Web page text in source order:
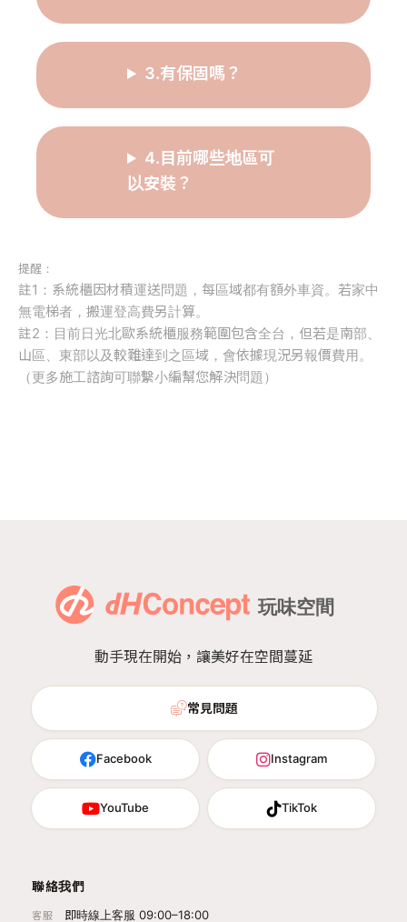
3.有保固嗎？
4.目前哪些地區可
以安裝？
提醒：
註1：系統櫃因材積運送問題，每區域都有額外車資。若家中
無電梯者，搬運登高費另計算。
註2：目前日光北歐系統櫃服務範圍包含全台，但若是南部、
山區、東部以及較難達到之區域，會依據現況另報價費用。
（更多施工諮詢可聯繫小編幫您解決問題）
動手現在開始，讓美好在空間蔓延
常見問題
Facebook Instagram
YouTube TikTok
聯絡我們
客服 即時線上客服 09:00–18:00